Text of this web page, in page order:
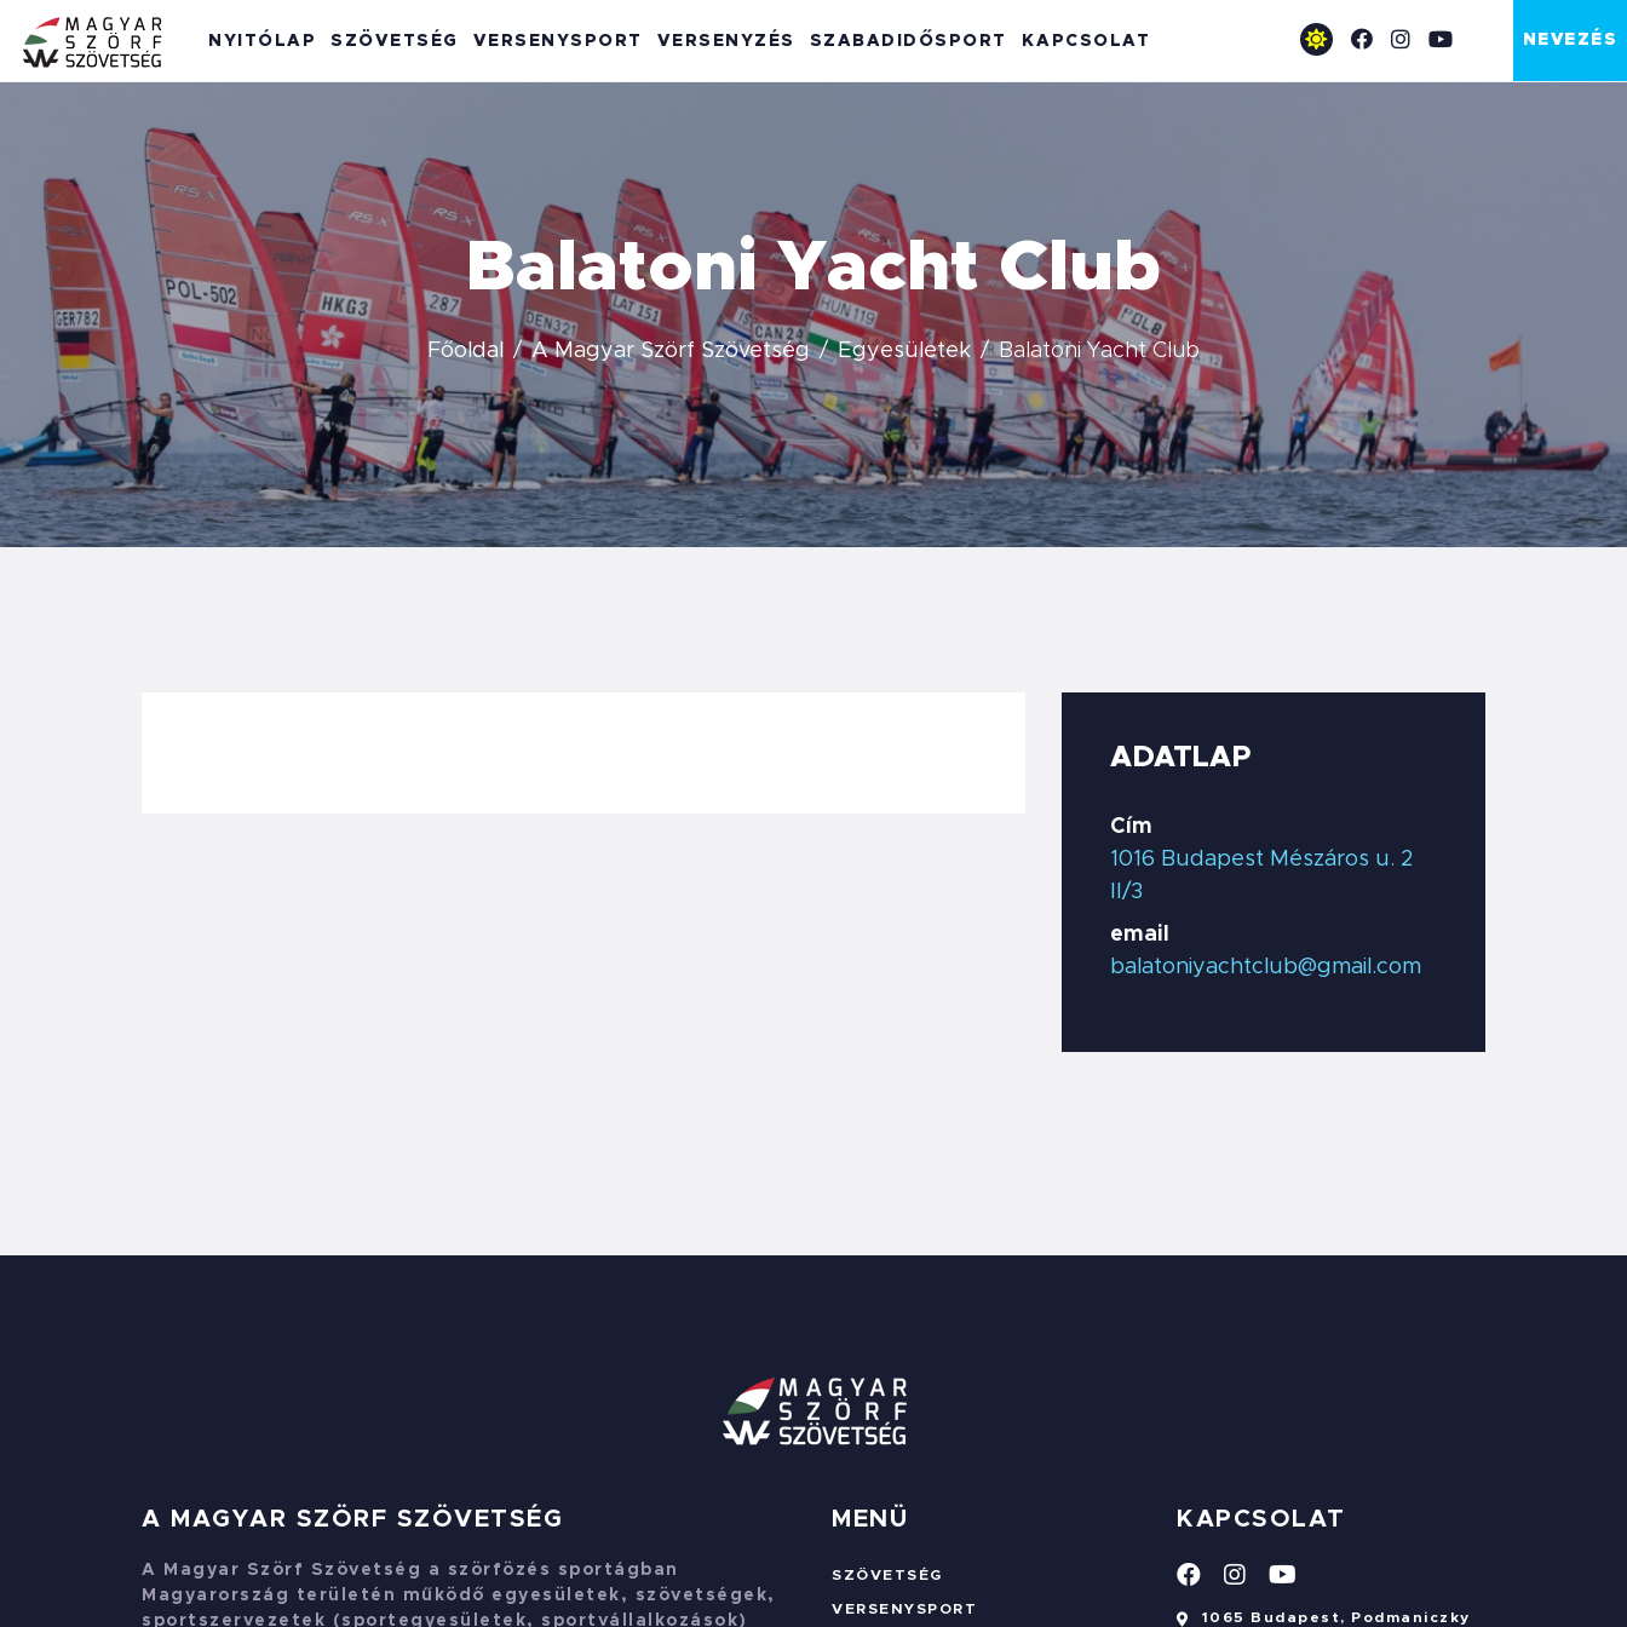
NYITÓLAP SZÖVETSÉG VERSENYSPORT VERSENYZÉS SZABADIDŐSPORT KAPCSOLAT NEVEZÉS
Balatoni Yacht Club
Főoldal A Magyar Szörf Szövetség Egyesületek Balatoni Yacht Club
ADATLAP
Cím
1016 Budapest Mészáros u. 2
II/3
email
balatoniyachtclub@gmail.com
A MAGYAR SZÖRF SZÖVETSÉG
A Magyar Szörf Szövetség a szörfözés sportágban
Magyarország területén működő egyesületek, szövetségek,
sportszervezetek (sportegyesületek, sportvállalkozások)
MENÜ
SZÖVETSÉG
VERSENYSPORT
KAPCSOLAT
1065 Budapest, Podmaniczky